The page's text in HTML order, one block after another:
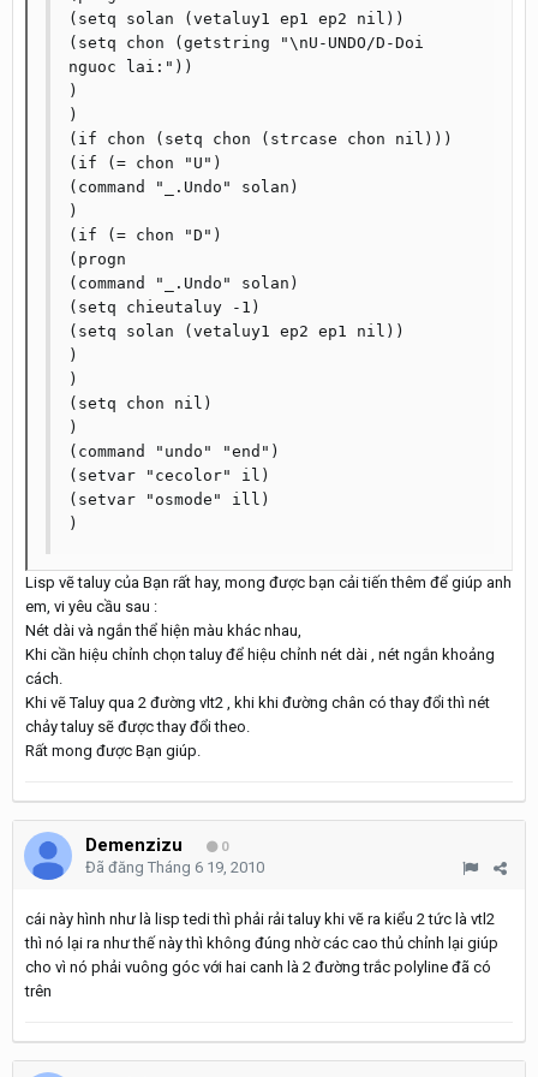
(setq solan (vetaluy1 ep1 ep2 nil))
(setq chon (getstring "\nU-UNDO/D-Doi
nguoc lai:"))
)
)
(if chon (setq chon (strcase chon nil)))
(if (= chon "U")
(command "_.Undo" solan)
)
(if (= chon "D")
(progn
(command "_.Undo" solan)
(setq chieutaluy -1)
(setq solan (vetaluy1 ep2 ep1 nil))
)
)
(setq chon nil)
)
(command "undo" "end")
(setvar "cecolor" il)
(setvar "osmode" ill)
)
Lisp vẽ taluy của Bạn rất hay, mong được bạn cải tiến thêm để giúp anh
em, vi yêu cầu sau :
Nét dài và ngắn thể hiện màu khác nhau,
Khi cần hiệu chỉnh chọn taluy để hiệu chỉnh nét dài , nét ngắn khoảng
cách.
Khi vẽ Taluy qua 2 đường vlt2 , khi khi đường chân có thay đổi thì nét
chảy taluy sẽ được thay đổi theo.
Rất mong được Bạn giúp.
Demenzizu 0
Đã đăng Tháng 6 19, 2010
cái này hình như là lisp tedi thì phải rải taluy khi vẽ ra kiểu 2 tức là vtl2
thì nó lại ra như thế này thì không đúng nhờ các cao thủ chỉnh lại giúp
cho vì nó phải vuông góc với hai canh là 2 đường trắc polyline đã có
trên